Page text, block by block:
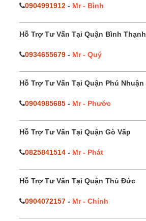
0904991912 - Mr - Bình
Hỗ Trợ Tư Vấn Tại Quận Bình Thạnh
0934655679 - Mr - Quý
Hỗ Trợ Tư Vấn Tại Quận Phú Nhuận
0904985685 - Mr - Phước
Hỗ Trợ Tư Vấn Tại Quận Gò Vấp
0825841514 - Mr - Phát
Hỗ Trợ Tư Vấn Tại Quận Thủ Đức
0904072157 - Mr - Chính